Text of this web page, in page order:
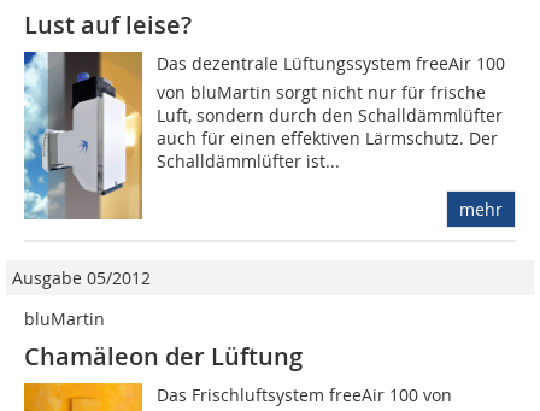
Lust auf leise?
Das dezentrale Lüftungssystem freeAir 100
von bluMartin sorgt nicht nur für frische
Luft, sondern durch den Schalldämmlüfter
auch für einen effektiven Lärmschutz. Der
Schalldämmlüfter ist...
mehr
Ausgabe 05/2012
bluMartin
Chamäleon der Lüftung
Das Frischluftsystem freeAir 100 von